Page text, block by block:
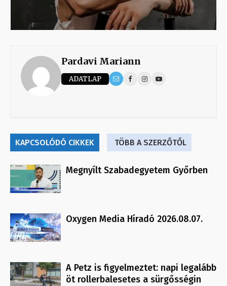
Pardavi Mariann
ADATLAP
KAPCSOLÓDÓ CIKKEK TÖBB A SZERZŐTŐL
Megnyílt Szabadegyetem Győrben
Oxygen Media Híradó 2026.08.07.
A Petz is figyelmeztet: napi legalább
öt rollerbalesetes a sürgősségin